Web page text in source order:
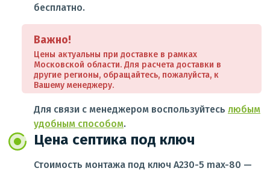
бесплатно.
Важно!
Цены актуальны при доставке в рамках
Московской области. Для расчета доставки в
другие регионы, обращайтесь, пожалуйста, к
Вашему менеджеру.
Для связи с менеджером воспользуйтесь любым
удобным способом.
Цена септика под ключ
Стоимость монтажа под ключ А230-5 max-80 —